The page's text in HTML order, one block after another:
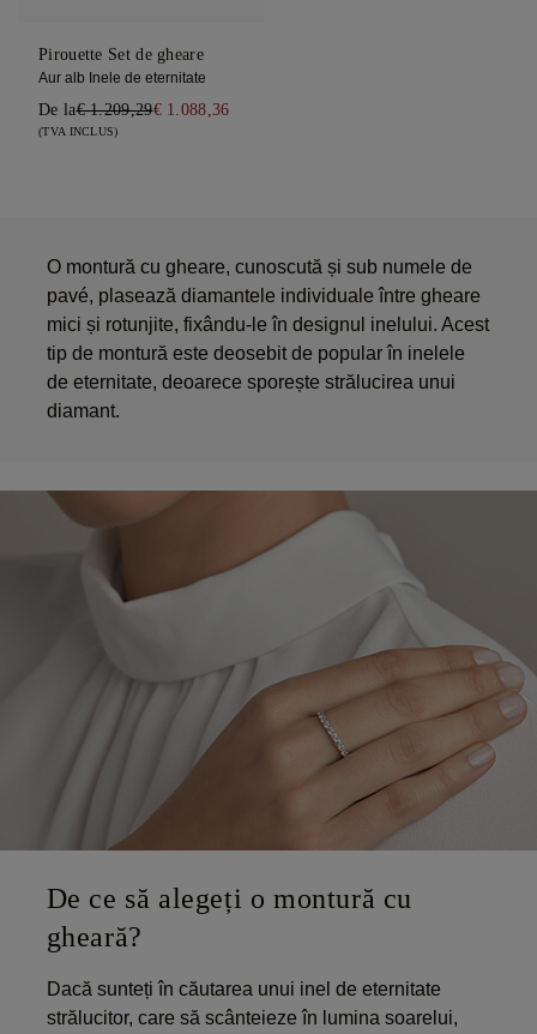
Pirouette Set de gheare
Aur alb Inele de eternitate
De la€ 1.209,29€ 1.088,36
(TVA INCLUS)
O montură cu gheare, cunoscută și sub numele de
pavé, plasează diamantele individuale între gheare
mici și rotunjite, fixându-le în designul inelului. Acest
tip de montură este deosebit de popular în inelele
de eternitate, deoarece sporește strălucirea unui
diamant.
De ce să alegeți o montură cu
gheară?
Dacă sunteți în căutarea unui inel de eternitate
strălucitor, care să scânteieze în lumina soarelui,